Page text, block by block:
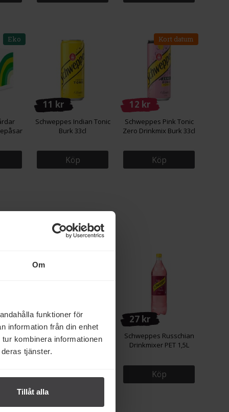
Om
funktioner för
information från din enhet
kombinera informationen
tjänster.
Tillåt alla
Eko
11 kr
Schweppes Indian Tonic
Burk 33cl
Köp
12 kr
Kort datum
Schweppes Pink Tonic
Zero Drinkmix Burk 33cl
Köp
Fruit
27 kr
Schweppes Ginger Ale
Drinkmixer PET 1,5L
27 kr
Schweppes Russchian
Drinkmixer PET 1,5L
Köp